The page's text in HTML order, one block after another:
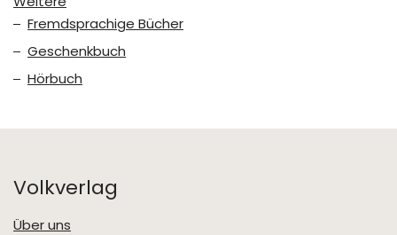
Fremdsprachige Bücher
Geschenkbuch
Hörbuch
Volkverlag
Über uns